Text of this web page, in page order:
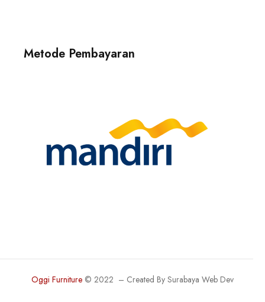
Metode Pembayaran
Oggi Furniture © 2022 – Created By Surabaya Web Dev